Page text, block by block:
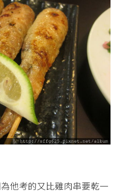
他考的又比雞肉串要乾一